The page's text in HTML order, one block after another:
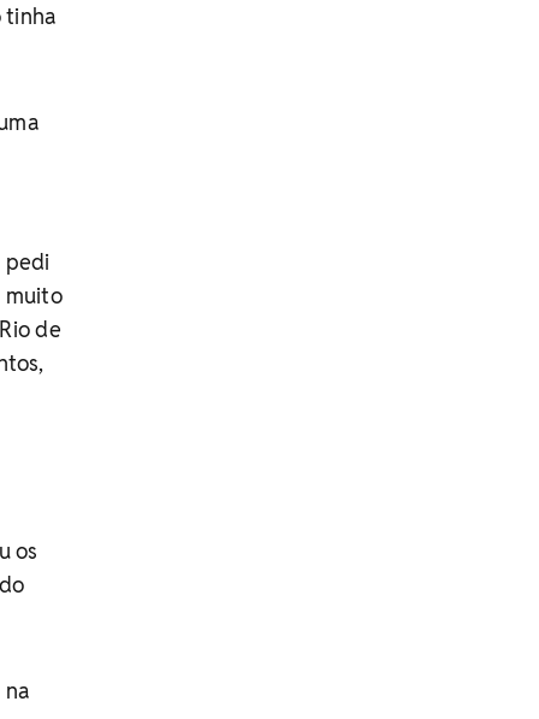
tinha
pedi
muito
de
os